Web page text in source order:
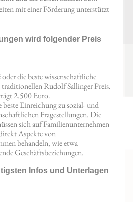
mit einer Förderung unterstützt
wird folgender Preis
oder die beste wissenschaftliche
Rudolf Sallinger Preis.
2.500 Euro.
Einreichung zu sozial- und
Fragestellungen. Die
sich auf Familienunternehmen
Aspekte von
behandeln, wie etwa
Geschäftsbeziehungen.
Infos und Unterlagen